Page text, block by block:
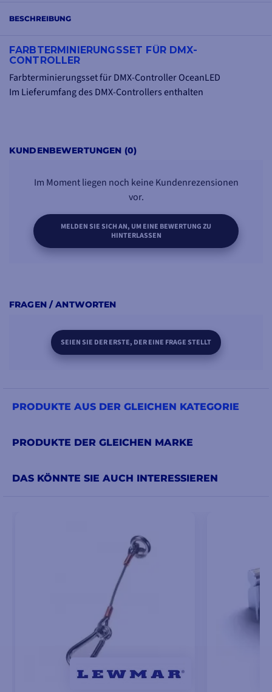
BESCHREIBUNG
FARBTERMINIERUNGSSET FÜR DMX-
CONTROLLER
Farbterminierungsset für DMX-Controller OceanLED
Im Lieferumfang des DMX-Controllers enthalten
KUNDENBEWERTUNGEN (0)
Im Moment liegen noch keine Kundenrezensionen
vor.
MELDEN SIE SICH AN, UM EINE BEWERTUNG ZU
HINTERLASSEN
FRAGEN / ANTWORTEN
SEIEN SIE DER ERSTE, DER EINE FRAGE STELLT
PRODUKTE AUS DER GLEICHEN KATEGORIE
PRODUKTE DER GLEICHEN MARKE
DAS KÖNNTE SIE AUCH INTERESSIEREN